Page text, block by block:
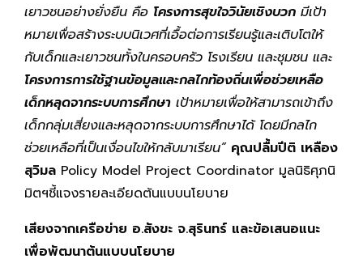
เยาวชนอย่างยั่งยืน คือ โครงการสุขใจวินัยเชิงบวก มีเป้า
หมายเพื่อสร้างระบบนิเวศที่เอื้อต่อการเรียนรู้และเติบโตให้
กับเด็กและเยาวชนทั้งในครอบครัว โรงเรียน และชุมชน และ
โครงการการใช้ฐานข้อมูลและกลไกท้องถิ่นเพื่อช่วยเหลือ
เด็กหลุดจากระบบการศึกษา เป้าหมายเพื่อให้สามารถเข้าถึง
เด็กกลุ่มเสี่ยงและหลุดจากระบบการศึกษาได้ โดยมีกลไก
ช่วยเหลือที่เป็นเงื่อนไขให้กลับมาเรียน” คุณปลื้มปีติ เหลือง
สุวิมล Policy Model Project Coordinator มูลนิธิศุภนิ
มิตฯชี้แจงรายละเอียดต้นแบบนโยบาย
เสียงจากเครือข่าย อ.สังขะ จ.สุรินทร์ และข้อเสนอแนะ
เพื่อพัฒนาต้นแบบนโยบาย